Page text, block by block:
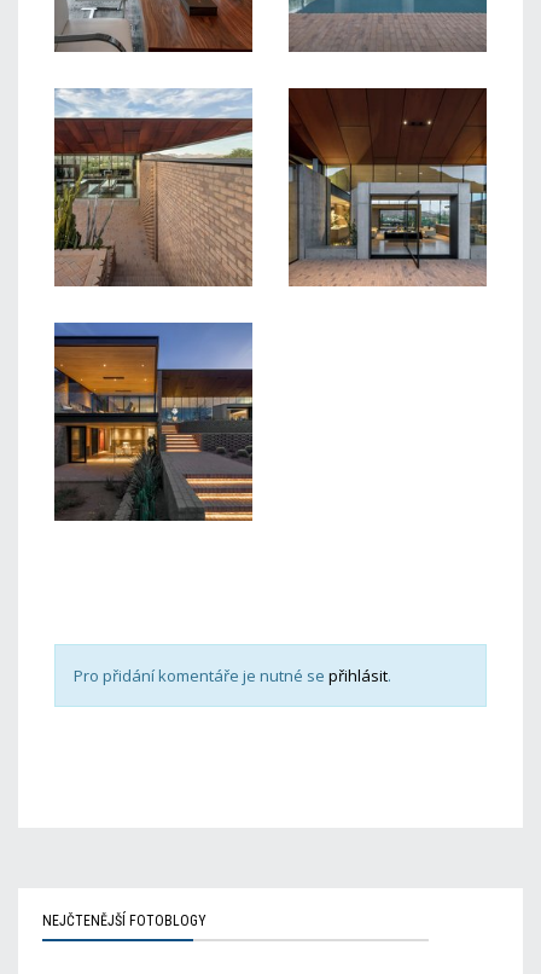
Pro přidání komentáře je nutné se přihlásit.
NEJČTENĚJŠÍ FOTOBLOGY